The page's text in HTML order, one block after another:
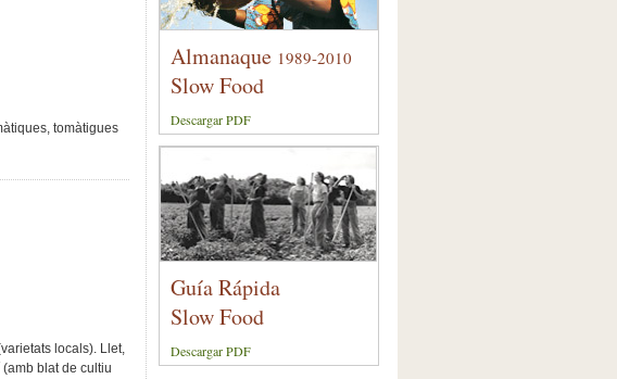
tomàtigues
locals). Llet,
blat de cultiu
Almanaque 1989-2010
Slow Food
Descargar PDF
Guía Rápida
Slow Food
Descargar PDF